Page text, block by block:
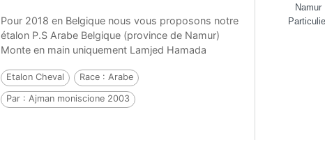
Pour 2018 en Belgique nous vous proposons notre
étalon P.S Arabe Belgique (province de Namur)
Monte en main uniquement Lamjed Hamada
Etalon Cheval Race :Arabe
Par :Ajman moniscione 2003
Namur